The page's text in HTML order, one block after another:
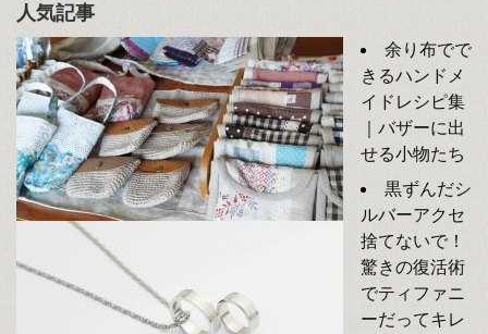
人気記事
余り布でで
きるハンドメ
イドレシピ集
｜バザーに出
せる小物たち
黒ずんだシ
ルバーアクセ
捨てないで！
驚きの復活術
でティファニ
ーだってキレ